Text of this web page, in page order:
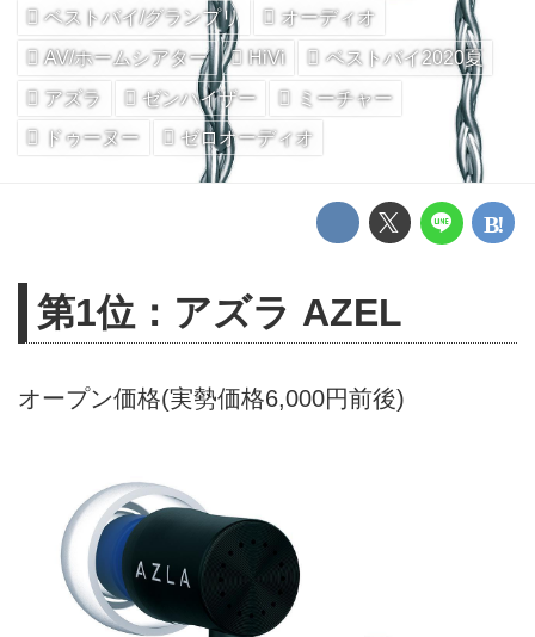
ベストバイ/グランプリ
オーディオ
AV/ホームシアター
HiVi
ベストバイ2020夏
アズラ
ゼンハイザー
ミーチャー
ドゥーヌー
ゼロオーディオ
第1位：アズラ AZEL
オープン価格(実勢価格6,000円前後)